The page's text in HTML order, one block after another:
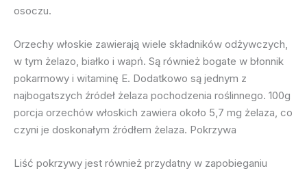
osoczu.
Orzechy włoskie zawierają wiele składników odżywczych,
w tym żelazo, białko i wapń. Są również bogate w błonnik
pokarmowy i witaminę E. Dodatkowo są jednym z
najbogatszych źródeł żelaza pochodzenia roślinnego. 100g
porcja orzechów włoskich zawiera około 5,7 mg żelaza, co
czyni je doskonałym źródłem żelaza. Pokrzywa
Liść pokrzywy jest również przydatny w zapobieganiu